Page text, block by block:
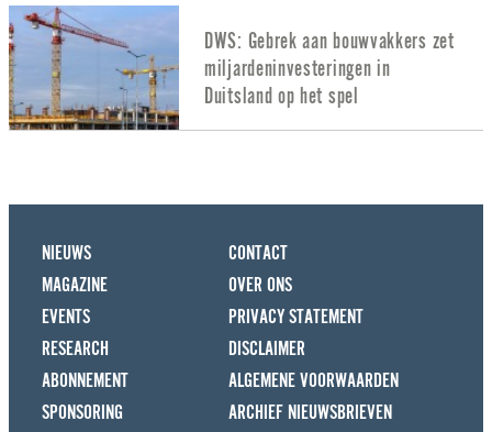
DWS: Gebrek aan bouwvakkers zet
miljardeninvesteringen in
Duitsland op het spel
NIEUWS
MAGAZINE
EVENTS
RESEARCH
ABONNEMENT
SPONSORING
CONTACT
OVER ONS
PRIVACY STATEMENT
DISCLAIMER
ALGEMENE VOORWAARDEN
ARCHIEF NIEUWSBRIEVEN